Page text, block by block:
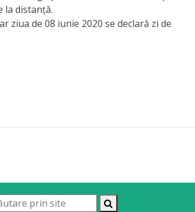
la distanță.
ziua de 08 iunie 2020 se declară zi de